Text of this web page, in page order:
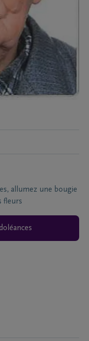
allumez une bougie
fleurs